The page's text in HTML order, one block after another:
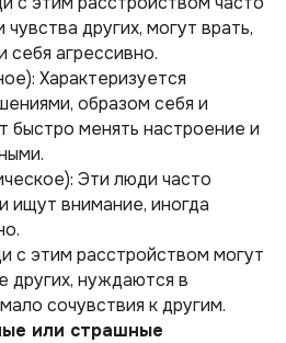
других, могут врать,
себя агрессивно.
Характеризуется
образом себя и
быстро менять настроение и
Эти люди часто
ищут внимание, иногда
с этим расстройством могут
других, нуждаются в
сочувствия к другим.
или страшные